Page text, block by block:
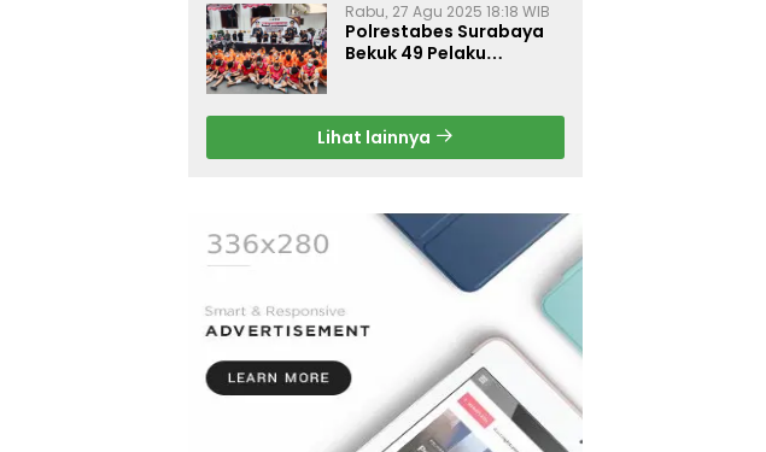
Rabu, 27 Agu 2025 18:18 WIB
Polrestabes Surabaya
Bekuk 49 Pelaku
Gratis
Lihat lainnya